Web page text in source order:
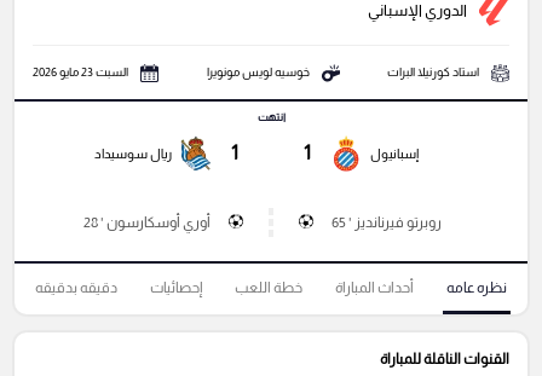
الدوري الإسباني
استاد كورنيلا البرات خوسيه لويس مونويرا السبت 23 مايو 2026
إسبانيول 1
انتهت
1 ريال سوسيداد
روبرتو فيرنانديز ' 65 أوري أوسكارسون ' 28
نظره عامه أحداث المباراة خطة اللعب إحصائيات دقيقه بدقيقه
القنوات الناقلة للمباراة